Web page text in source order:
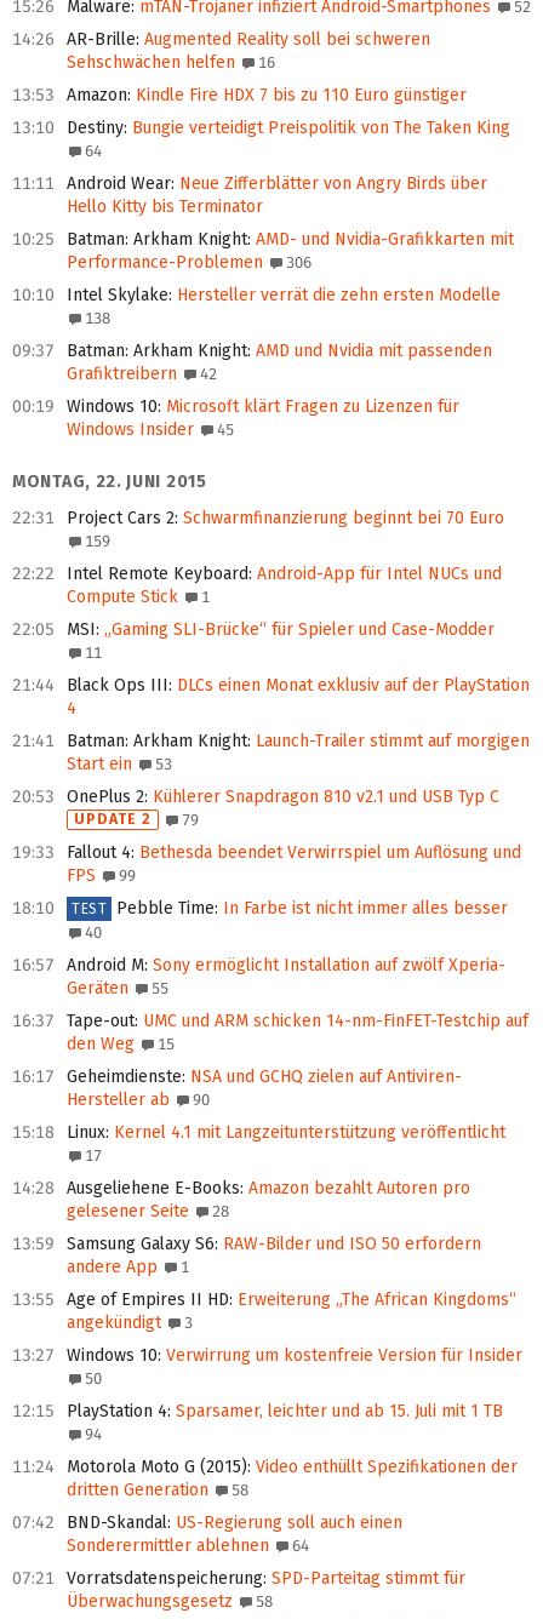
15:26 Malware: mTAN-Trojaner infiziert Android-Smartphones 52
14:26 AR-Brille: Augmented Reality soll bei schweren
Sehschwächen helfen
16
13:53 Amazon: Kindle Fire HDX 7 bis zu 110 Euro günstiger
13:10
Destiny: Bungie verteidigt Preispolitik von The Taken King
64
11:11 Android Wear: Neue Zifferblätter von Angry Birds über
Hello Kitty bis Terminator
10:25
Batman: Arkham Knight: AMD- und Nvidia-Grafikkarten mit
Performance-Problemen
306
10:10 Intel Skylake: Hersteller verrät die zehn ersten Modelle
138
09:37 Batman: Arkham Knight: AMD und Nvidia mit passenden
Grafiktreibern
42
00:19 Windows 10: Microsoft klärt Fragen zu Lizenzen für
Windows Insider
45
MONTAG, 22. JUNI 2015
22:31
Project Cars 2: Schwarmfinanzierung beginnt bei 70 Euro
159
22:22 Intel Remote Keyboard: Android-App für Intel NUCs und
Compute Stick
1
22:05 MSI: „Gaming SLI-Brücke“ für Spieler und Case-Modder
11
21:44 Black Ops III: DLCs einen Monat exklusiv auf der PlayStation
4
21:41
Batman: Arkham Knight: Launch-Trailer stimmt auf morgigen
Start ein
53
20:53 OnePlus 2: Kühlerer Snapdragon 810 v2.1 und USB Typ C
UPDATE 2 79
19:33 Fallout 4: Bethesda beendet Verwirrspiel um Auflösung und
FPS
99
18:10 TEST Pebble Time: In Farbe ist nicht immer alles besser
40
16:57 Android M: Sony ermöglicht Installation auf zwölf Xperia-
Geräten
55
16:37 Tape-out: UMC und ARM schicken 14-nm-FinFET-Testchip auf
den Weg
15
16:17 Geheimdienste: NSA und GCHQ zielen auf Antiviren-
Hersteller ab
90
15:18 Linux: Kernel 4.1 mit Langzeitunterstützung veröffentlicht
17
14:28 Ausgeliehene E-Books: Amazon bezahlt Autoren pro
gelesener Seite
28
13:59 Samsung Galaxy S6: RAW-Bilder und ISO 50 erfordern
andere App
1
13:55 Age of Empires II HD: Erweiterung „The African Kingdoms“
angekündigt
3
13:27 Windows 10: Verwirrung um kostenfreie Version für Insider
50
12:15 PlayStation 4: Sparsamer, leichter und ab 15. Juli mit 1 TB
94
11:24 Motorola Moto G (2015): Video enthüllt Spezifikationen der
dritten Generation
58
07:42 BND-Skandal: US-Regierung soll auch einen
Sonderermittler ablehnen
64
07:21 Vorratsdatenspeicherung: SPD-Parteitag stimmt für
Überwachungsgesetz
58